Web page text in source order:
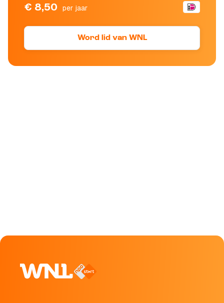
€ 8,50 per jaar
Word lid van WNL